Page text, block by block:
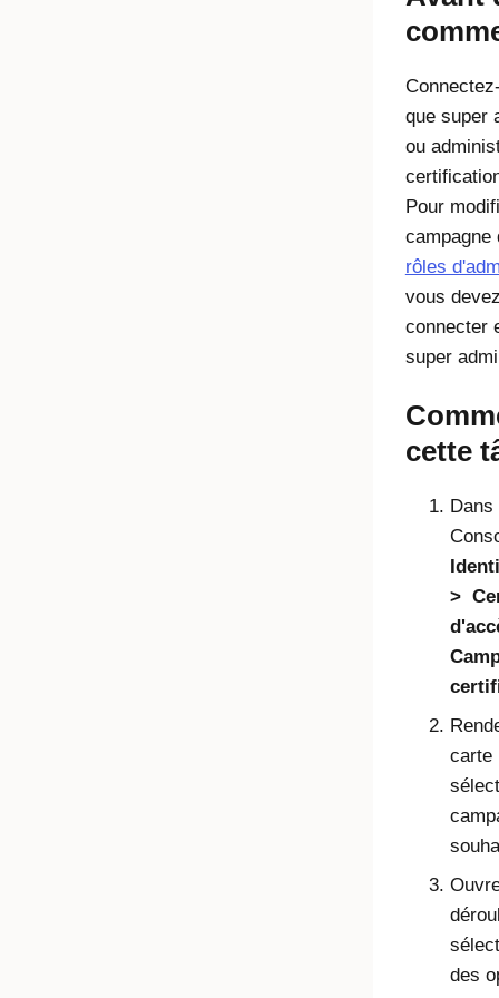
que super
ou
Pour
rôles
vous
connecter
super
cette
Dans
carte
des